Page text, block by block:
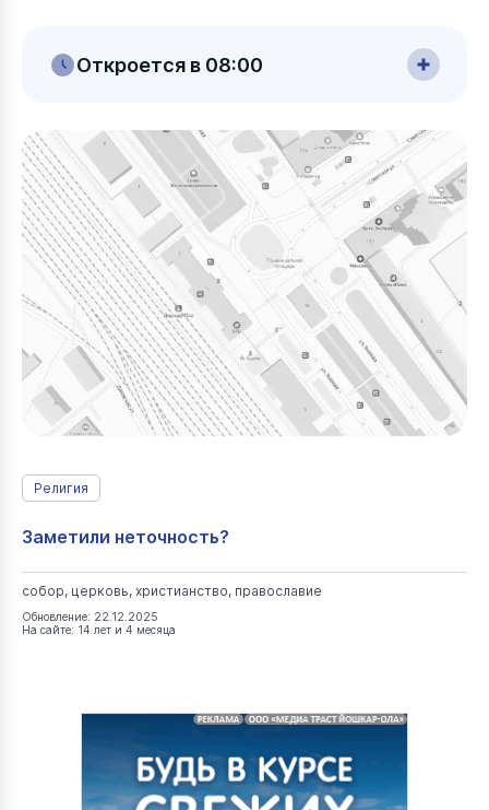
Откроется в 08:00
Религия
Заметили неточность?
собор, церковь, христианство, православие
Обновление: 22.12.2025
На сайте: 14 лет и 4 месяца